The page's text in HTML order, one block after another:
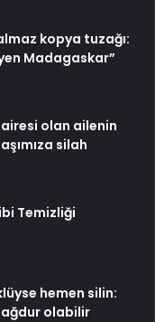
kopya tuzağı:
Madagaskar”
olan ailenin
silah
Temizliği
hemen silin:
olabilir